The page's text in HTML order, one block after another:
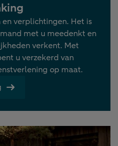
verplichtingen. Het is
met u meedenkt en
verkent. Met
u verzekerd van
op maat.